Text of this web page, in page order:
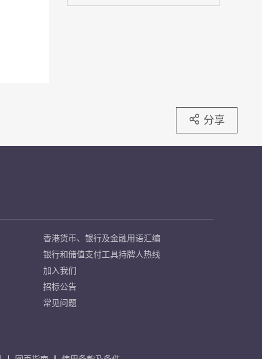
分享
香港货币、银行及金融用语汇编
银行和储值支付工具持牌人热线
加入我们
招标公告
常见问题